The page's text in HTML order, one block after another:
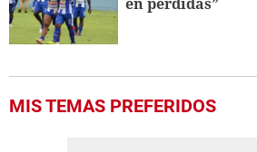
en pérdidas”
MIS TEMAS PREFERIDOS